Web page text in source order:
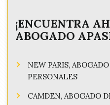
¡ENCUENTRA
ABOGADO
NEW PARIS,
PERSONALES
CAMDEN, ABOGADO